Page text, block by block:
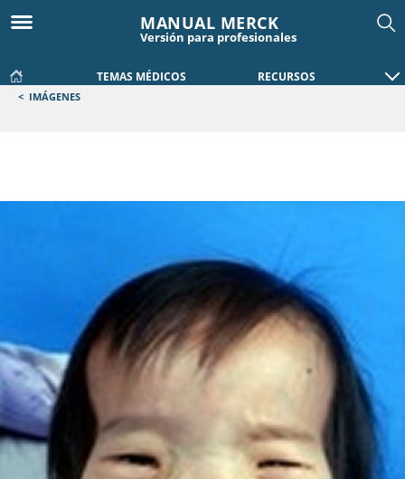
MANUAL MERCK
Versión para profesionales
TEMAS MÉDICOS RECURSOS
< IMÁGENES